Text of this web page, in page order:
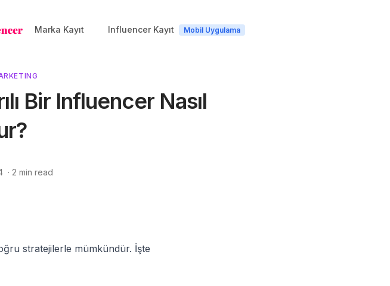
Marka Kayıt Influencer Kayıt Mobil Uygulama
Bir Influencer Nasıl
· 2 min read
stratejilerle mümkündür. İşte